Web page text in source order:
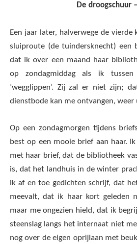
De droogschuur
Een jaar later, halverwege de vierde
sluiproute (de tuindersknecht) een
dat ik over een maand haar
op zondagmiddag als ik
‘wegglippen’. Zij zal er niet zijn;
dienstbode kan me ontvangen, weer
Op een zondagmorgen tijdens
best op een mooie brief aan haar.
met haar brief, dat de bibliotheek
is, dat het landhuis in de winter
ik af en toe gedichten schrijf, dat
meevalt, dat ik haar kort geleden
maar me ongezien hield, dat ik
steenslag langs het internaat niet
nog over de eigen oprijlaan met